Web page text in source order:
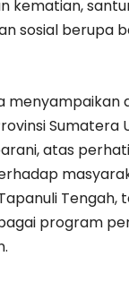
kematian,
sosial berupa
menyampaikan
Sumatera
atas
Tengah,
program